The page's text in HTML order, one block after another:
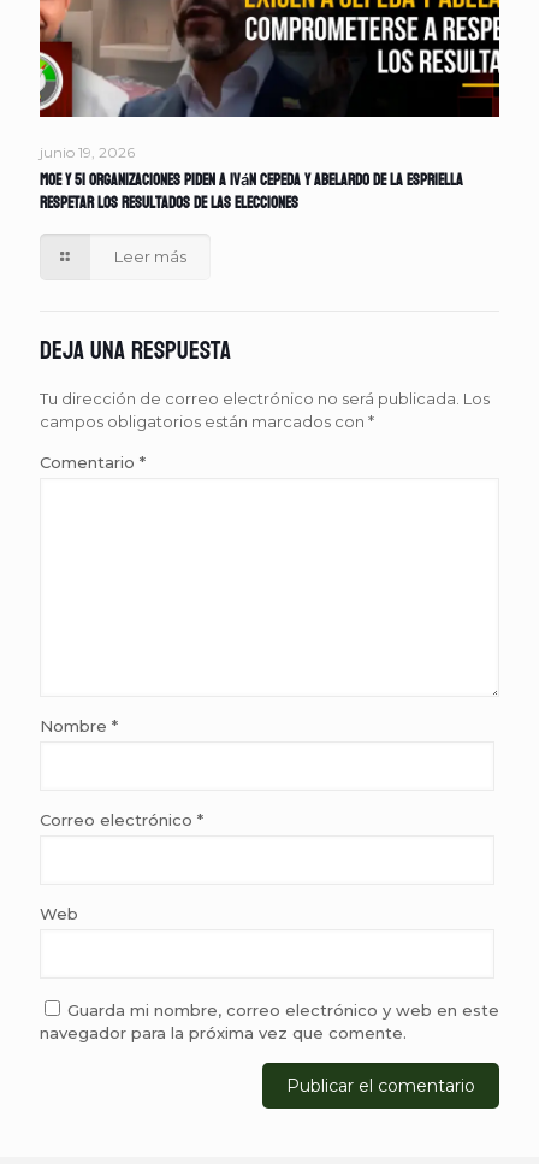
junio 19, 2026
MOE y 51 organizaciones piden a Iván Cepeda y Abelardo de la Espriella
respetar los resultados de las elecciones
Leer más
Deja una respuesta
Tu dirección de correo electrónico no será publicada. Los
campos obligatorios están marcados con *
Comentario *
Nombre *
Correo electrónico *
Web
Guarda mi nombre, correo electrónico y web en este
navegador para la próxima vez que comente.